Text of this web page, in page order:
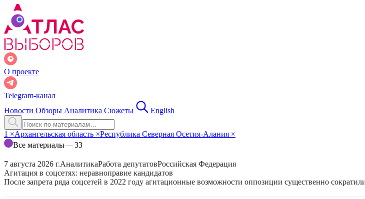
О проекте
Telegram-канал
Новости Обзоры Аналитика Сюжеты English
1 ×Архангельская область ×Республика Северная Осетия-Алания ×
Все материалы— 33
7 августа 2026 г.АналитикаРабота депутатовРоссийская Федерация
Агитация в соцсетях: неравноправие кандидатов
После запрета ряда соцсетей в 2022 году агитационные возможности оппозиции существенно